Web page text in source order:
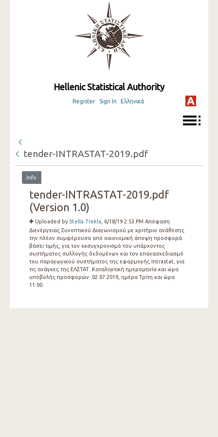
Hellenic Statistical Authority
Register Sign In Ελληνικά
tender-INTRASTAT-2019.pdf
Info
tender-INTRASTAT-2019.pdf
(Version 1.0)
Uploaded by Stella Trekla , 6/18/19 2:53 PM Απόφαση
Διενέργειας Συνοπτικού Διαγωνισμού με κριτήριο ανάθεσης
την πλέον συμφέρουσα από οικονομική άποψη προσφορά
βάσει τιμής, για τον εκσυγχρονισμό του υπάρχοντος
συστήματος συλλογής δεδομένων και τον επανασχεδιασμό
του παραγωγικού συστήματος της εφαρμογής Intrastat, για
τις ανάγκες της ΕΛΣΤΑΤ. Καταληκτική ημερομηνία και ώρα
υποβολής προσφορών: 02.07.2019, ημέρα Τρίτη και ώρα
11:00.